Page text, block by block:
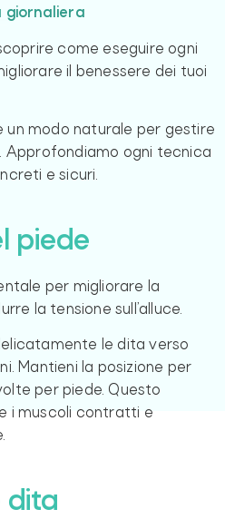
giornaliera
come eseguire ogni
il benessere dei tuoi
un modo naturale per gestire
Approfondiamo ogni tecnica
e sicuri.
piede
per migliorare la
la tensione sull’alluce.
le dita verso
Mantieni la posizione per
per piede. Questo
i muscoli contratti e
dita